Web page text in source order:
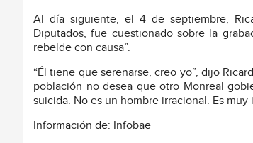
Al día siguiente, el 4 de septiembre,
Diputados, fue cuestionado sobre la
rebelde con causa”.
“Él tiene que serenarse, creo yo”, dijo
población no desea que otro Monreal
suicida. No es un hombre irracional. Es muy
Información de: Infobae